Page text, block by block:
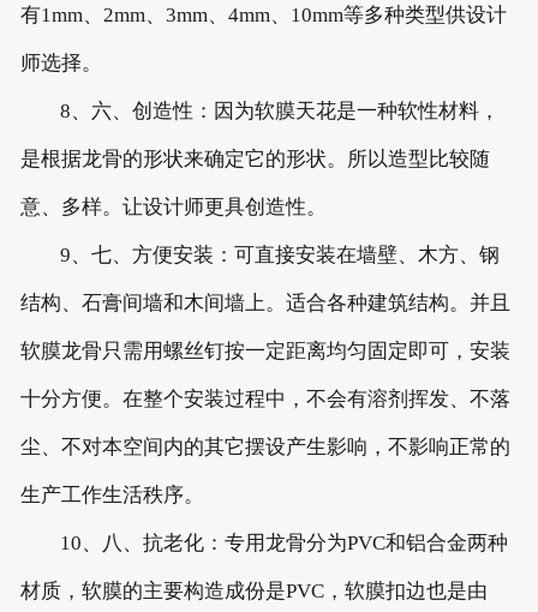
有1mm、2mm、3mm、4mm、10mm等多种类型供设计
师选择。
8、六、创造性：因为软膜天花是一种软性材料，
是根据龙骨的形状来确定它的形状。所以造型比较随
意、多样。让设计师更具创造性。
9、七、方便安装：可直接安装在墙壁、木方、钢
结构、石膏间墙和木间墙上。适合各种建筑结构。并且
软膜龙骨只需用螺丝钉按一定距离均匀固定即可，安装
十分方便。在整个安装过程中，不会有溶剂挥发、不落
尘、不对本空间内的其它摆设产生影响，不影响正常的
生产工作生活秩序。
10、八、抗老化：专用龙骨分为PVC和铝合金两种
材质，软膜的主要构造成份是PVC，软膜扣边也是由